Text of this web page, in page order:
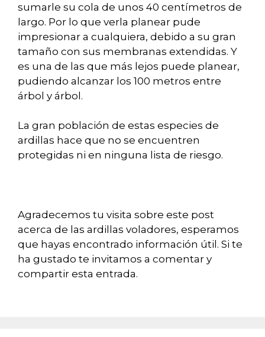
sumarle su cola de unos 40 centímetros de
largo. Por lo que verla planear pude
impresionar a cualquiera, debido a su gran
tamaño con sus membranas extendidas. Y
es una de las que más lejos puede planear,
pudiendo alcanzar los 100 metros entre
árbol y árbol.
La gran población de estas especies de
ardillas hace que no se encuentren
protegidas ni en ninguna lista de riesgo.
Agradecemos tu visita sobre este post
acerca de las ardillas voladores, esperamos
que hayas encontrado información útil. Si te
ha gustado te invitamos a comentar y
compartir esta entrada.